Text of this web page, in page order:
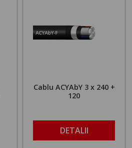
Cablu ACYAbY 3 x 240 +
120
DETALII